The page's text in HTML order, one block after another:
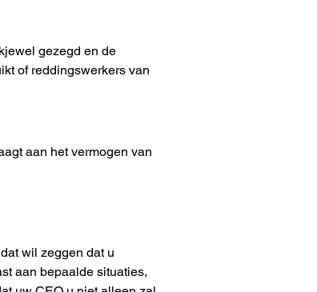
gezegd en de
of reddingswerkers van
aan het vermogen van
wil zeggen dat u
aan bepaalde situaties,